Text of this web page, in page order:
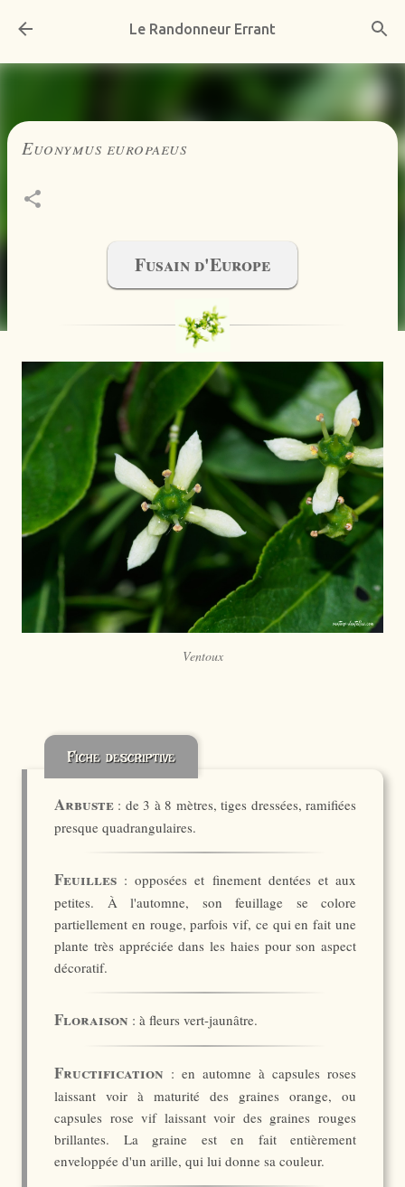
Accéder au contenu principal
Le Randonneur Errant
Euonymus europaeus
Fusain d'Europe
Ventoux
Fiche descriptive
Arbuste : de 3 à 8 mètres, tiges dressées, ramifiées
presque quadrangulaires.
Feuilles : opposées et finement dentées et aux
petites. À l'automne, son feuillage se colore
partiellement en rouge, parfois vif, ce qui en fait une
plante très appréciée dans les haies pour son aspect
décoratif.
Floraison : à fleurs vert-jaunâtre.
Fructification : en automne à capsules roses
laissant voir à maturité des graines orange, ou
capsules rose vif laissant voir des graines rouges
brillantes. La graine est en fait entièrement
enveloppée d'un arille, qui lui donne sa couleur.